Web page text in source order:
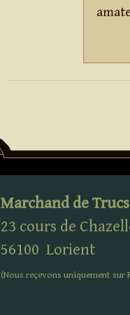
Marchand de Trucs
23 cours de
56100 Lorient
(Nous reçevons uniquement sur